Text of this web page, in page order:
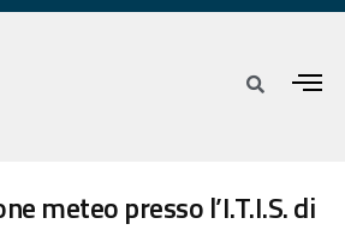
meteo presso l’I.T.I.S. di